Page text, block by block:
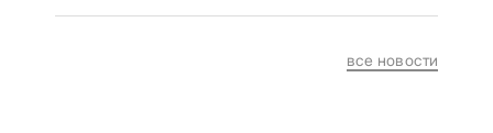
все новости